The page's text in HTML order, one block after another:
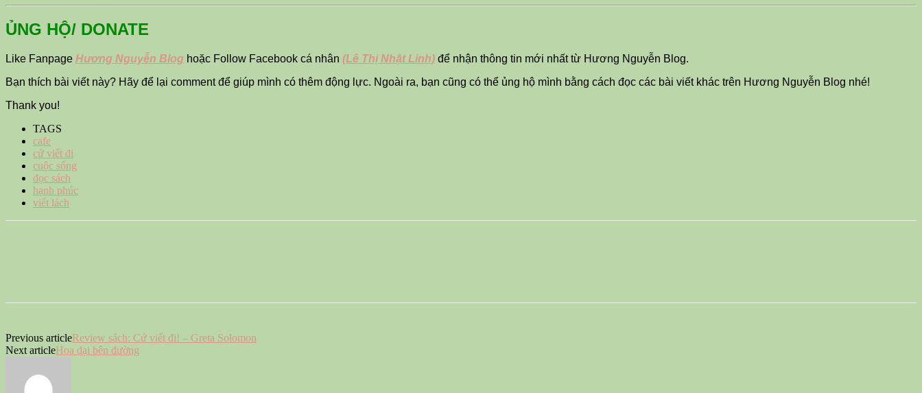
ỦNG HỘ/ DONATE
Like Fanpage Hương Nguyễn Blog hoặc Follow Facebook cá nhân (Lê Thị Nhật Linh) để nhận thông tin mới nhất từ Hương Nguyễn Blog.
Bạn thích bài viết này? Hãy để lại comment để giúp mình có thêm động lực. Ngoài ra, bạn cũng có thể ủng hộ mình bằng cách đọc các bài viết khác trên Hương Nguyễn Blog nhé!
Thank you!
TAGS
cafe
cứ viết đi
cuộc sống
đọc sách
hạnh phúc
viết lách
Previous articleReview sách: Cứ viết đi! – Greta Solomon
Next articleHoa dại bên đường